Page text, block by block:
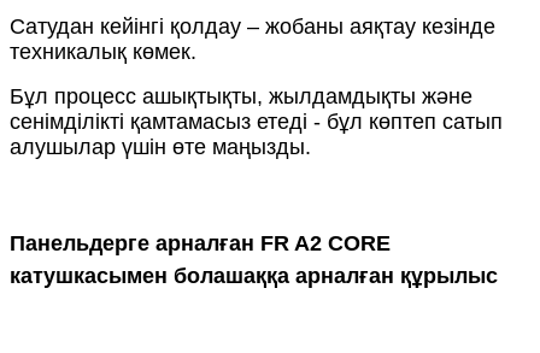
Сатудан кейінгі қолдау – жобаны аяқтау кезінде
техникалық көмек.
Бұл процесс ашықтықты, жылдамдықты және
сенімділікті қамтамасыз етеді - бұл көптеп сатып
алушылар үшін өте маңызды.
Панельдерге арналған FR A2 CORE
катушкасымен болашаққа арналған құрылыс